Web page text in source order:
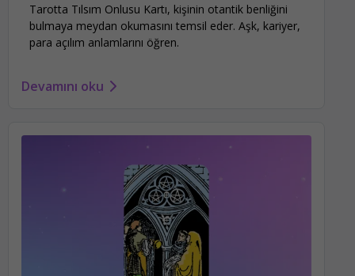
Tarotta Tılsım Onlusu Kartı, kişinin otantik benliğini
bulmaya meydan okumasını temsil eder. Aşk, kariyer,
para açılım anlamlarını öğren.
Devamını oku